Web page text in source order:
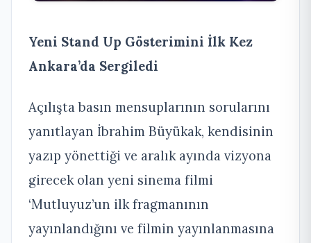
Yeni Stand Up Gösterimini İlk Kez
Ankara’da Sergiledi
Açılışta basın mensuplarının sorularını
yanıtlayan İbrahim Büyükak, kendisinin
yazıp yönettiği ve aralık ayında vizyona
girecek olan yeni sinema filmi
‘Mutluyuz’un ilk fragmanının
yayınlandığını ve filmin yayınlanmasına